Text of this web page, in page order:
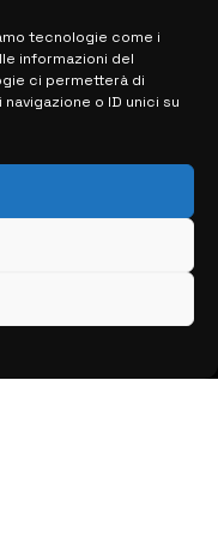
tecnologie come i
informazioni del
ci permetterà di
o ID unici su